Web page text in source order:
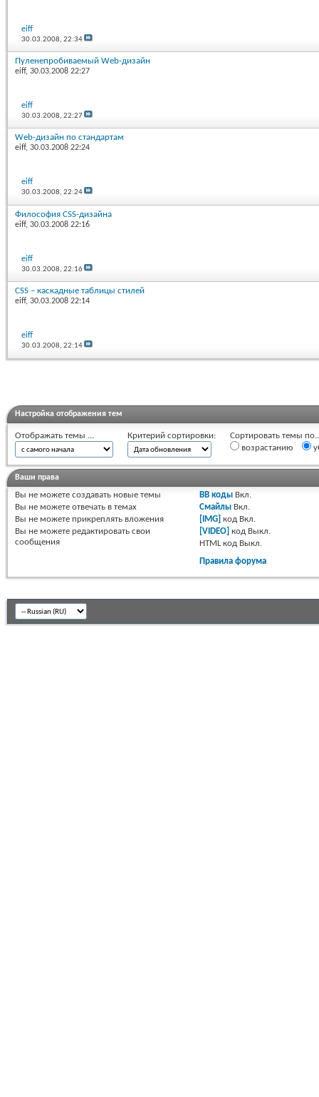
eiff
30.03.2008,22:34
Пуленепробиваемый Web-дизайн
eiff, 30.03.2008 22:27
eiff
30.03.2008,22:27
Web-дизайн по стандартам
eiff, 30.03.2008 22:24
eiff
30.03.2008,22:24
Философия CSS-дизайна
eiff, 30.03.2008 22:16
eiff
30.03.2008,22:16
CSS – каскадные таблицы стилей
eiff, 30.03.2008 22:14
eiff
30.03.2008,22:14
Настройка отображения тем
Отображать темы ... Критерий сортировки:
Сортировать темы
возрастанию
Ваши права
Вы не можете создавать новые темы
Вы не можете отвечать в темах
Вы не можете прикреплять вложения
Вы не можете редактировать свои
сообщения
BB коды Вкл.
Смайлы Вкл.
[IMG] код Вкл.
[VIDEO] код Выкл.
HTML код Выкл.
Правила форума